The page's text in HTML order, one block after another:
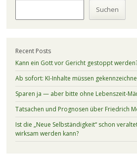
Suchen
Recent Posts
Kann ein Gott vor Gericht gestoppt
Ab sofort: KI-Inhalte müssen
Sparen ja — aber bitte ohne Lebenszeit-
Tatsachen und Prognosen über Friedrich
Ist die „Neue Selbständigkeit“ schon
wirksam werden kann?